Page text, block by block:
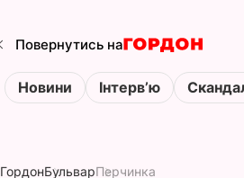
Повернутись на
Новини Інтервʼю
ГордонБульварПерчинка